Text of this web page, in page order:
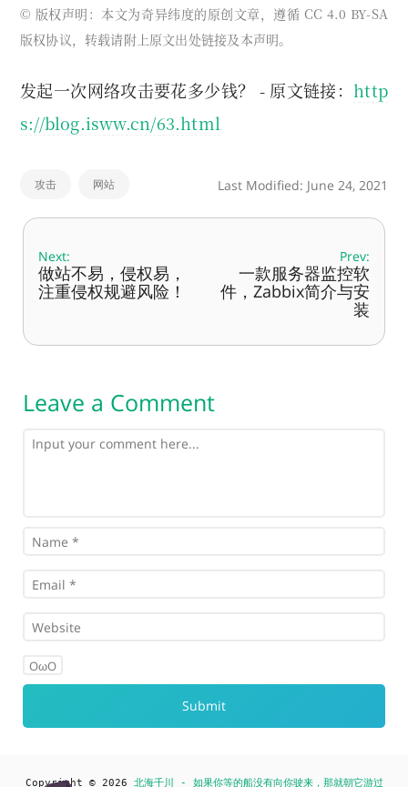
© 版权声明：本文为奇异纬度的原创文章，遵循 CC 4.0 BY-SA
版权协议，转载请附上原文出处链接及本声明。
发起一次网络攻击要花多少钱？ - 原文链接：http
s://blog.isww.cn/63.html
攻击 网站 Last Modified: June 24, 2021
Next:
做站不易，侵权易，
注重侵权规避风险！
Prev:
一款服务器监控软
件，Zabbix简介与安
装
Leave a Comment
OωO
Copyright © 2026 北海千川 - 如果你等的船没有向你驶来，那就朝它游过